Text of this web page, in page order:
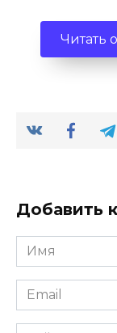
Читать
Добавить
Имя
*
Email
*